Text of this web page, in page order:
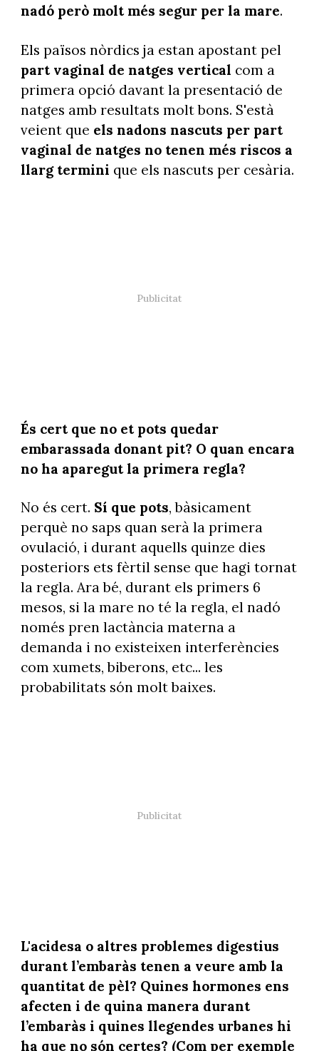
nadó però molt més segur per la mare.
Els països nòrdics ja estan apostant pel
part vaginal de natges vertical com a
primera opció davant la presentació de
natges amb resultats molt bons. S'està
veient que els nadons nascuts per part
vaginal de natges no tenen més riscos a
llarg termini que els nascuts per cesària.
És cert que no et pots quedar
embarassada donant pit? O quan encara
no ha aparegut la primera regla?
No és cert. Sí que pots, bàsicament
perquè no saps quan serà la primera
ovulació, i durant aquells quinze dies
posteriors ets fèrtil sense que hagi tornat
la regla. Ara bé, durant els primers 6
mesos, si la mare no té la regla, el nadó
només pren lactància materna a
demanda i no existeixen interferències
com xumets, biberons, etc... les
probabilitats són molt baixes.
L'acidesa o altres problemes digestius
durant l’embaràs tenen a veure amb la
quantitat de pèl? Quines hormones ens
afecten i de quina manera durant
l’embaràs i quines llegendes urbanes hi
ha que no són certes? (Com per exemple